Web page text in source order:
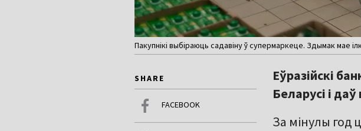
Пакупнікі выбіраюць садавіну ў супермаркеце. Здымак мае
SHARE
FACEBOOK
Еўразійскі
Беларусі і
За мінулы год